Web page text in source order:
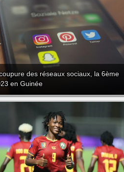
des réseaux sociaux, la 6ème
en Guinée